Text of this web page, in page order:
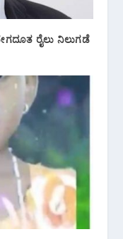
ರೈಲು ನಿಲುಗಡೆ